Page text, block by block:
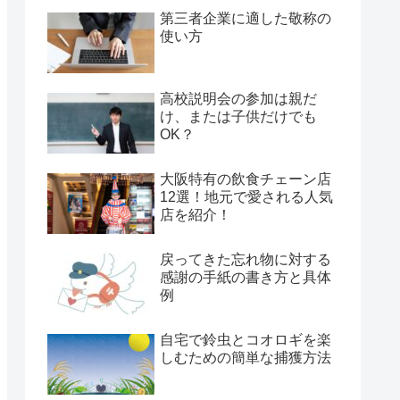
第三者企業に適した敬称の
使い方
高校説明会の参加は親だ
け、または子供だけでも
OK？
大阪特有の飲食チェーン店
12選！地元で愛される人気
店を紹介！
戻ってきた忘れ物に対する
感謝の手紙の書き方と具体
例
自宅で鈴虫とコオロギを楽
しむための簡単な捕獲方法